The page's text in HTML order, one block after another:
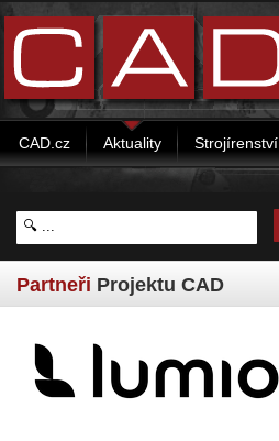
CAD.cz Aktuality Strojírenství
Partneři Projektu CAD